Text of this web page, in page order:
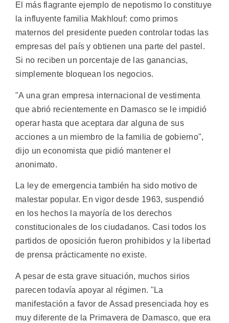
El más flagrante ejemplo de nepotismo lo constituye
la influyente familia Makhlouf: como primos
maternos del presidente pueden controlar todas las
empresas del país y obtienen una parte del pastel.
Si no reciben un porcentaje de las ganancias,
simplemente bloquean los negocios.
"A una gran empresa internacional de vestimenta
que abrió recientemente en Damasco se le impidió
operar hasta que aceptara dar alguna de sus
acciones a un miembro de la familia de gobierno",
dijo un economista que pidió mantener el
anonimato.
La ley de emergencia también ha sido motivo de
malestar popular. En vigor desde 1963, suspendió
en los hechos la mayoría de los derechos
constitucionales de los ciudadanos. Casi todos los
partidos de oposición fueron prohibidos y la libertad
de prensa prácticamente no existe.
A pesar de esta grave situación, muchos sirios
parecen todavía apoyar al régimen. "La
manifestación a favor de Assad presenciada hoy es
muy diferente de la Primavera de Damasco, que era